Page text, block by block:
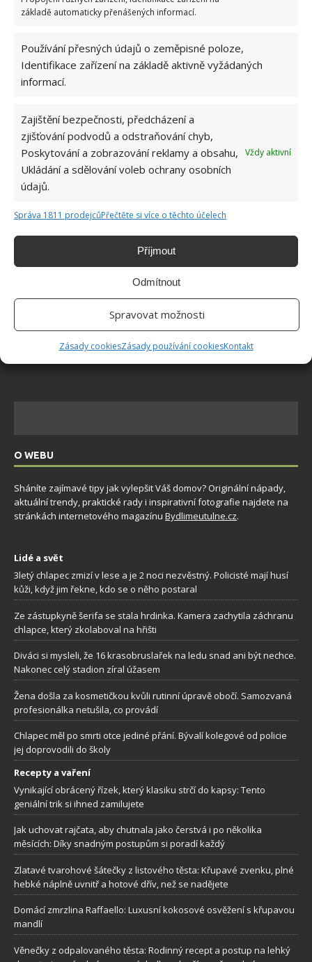
základě automaticky přenášených informací.
Používání přesných údajů o zeměpisné poloze,
Identifikace zařízení na základě aktivně vyžádaných
informací.
Zajištění bezpečnosti, předcházení a
zjišťování podvodů a odstraňování chyb,
Poskytování a zobrazování reklamy a obsahu,
Ukládání a sdělování voleb ochrany osobních
údajů.
Vždy aktivní
Správa 1811 prodejcůPřečtěte si více o těchto účelech
Příjmout
Odmítnout
Spravovat možnosti
Zásady cookiesZásady používání cookiesKontakt
ŽHAVÉ NOVINKY
Sekundová finta, jak oloupat vejce: Díky
tomuto postupu skořápka od bílku doslova
sama odpadne
dokonale křupavou kůrku. Dělají to tak i
Retro kvíz o předmětech z dob socialismu: Kdo
pozná všech 10 věcí, nejspíše je kdysi používal
O WEBU
Sháníte zajímavé tipy jak vylepšit Váš domov? Originální nápady,
aktuální trendy, praktické rady i inspirativní fotografie najdete na
stránkách internetového magazínu Bydlimeutulne.cz.
Lidé a svět
3letý chlapec zmizí v lese a je 2 noci nezvěstný. Policisté mají husí
kůži, když jim řekne, kdo se o něho postaral
Ze zástupkyně šerifa se stala hrdinka. Kamera zachytila záchranu
chlapce, který zkolaboval na hřišti
Diváci si mysleli, že 16 krasobruslařek na ledu snad ani být nechce.
Nakonec celý stadion zíral úžasem
Žena došla za kosmetičkou kvůli rutinní úpravě obočí. Samozvaná
profesionálka netušila, co provádí
Chlapec měl po smrti otce jediné přání. Bývalí kolegové od policie
jej doprovodili do školy
Recepty a vaření
Vynikající obrácený řízek, který klasiku strčí do kapsy: Tento
geniální trik si ihned zamilujete
Jak uchovat rajčata, aby chutnala jako čerstvá i po několika
měsících: Díky snadným postupům si poradí každý
Zlatavé tvarohové šátečky z listového těsta: Křupavé zvenku, plné
hebké náplně uvnitř a hotové dřív, než se nadějete
Domácí zmrzlina Raffaello: Luxusní kokosové osvěžení s křupavou
mandlí
Věnečky z odpalovaného těsta: Rodinný recept a postup na lehký